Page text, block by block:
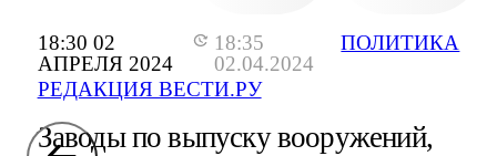
18:30 02
АПРЕЛЯ 2024
18:35
02.04.2024
РЕДАКЦИЯ ВЕСТИ.РУ
ПОЛИТИКА
Заводы по выпуску вооружений,